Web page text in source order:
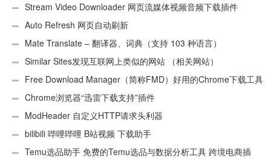
Stream Video Downloader 网页流媒体视频音频下载插件
Auto Refresh 网页自动刷新
Mate Translate – 翻译器、词典（支持 103 种语言）
Similar Sites发现互联网上类似的网站 （相关网站）
Free Download Manager（简称FMD）好用的Chrome下载工具
插件Chrome浏览器“迅雷下载支持”插件
ModHeader 自定义HTTP请求头利器
bilibili 哔哩哔哩 B站视频 下载助手
Temu选品助手 免费的Temu选品与数据分析工具 跨境电商插